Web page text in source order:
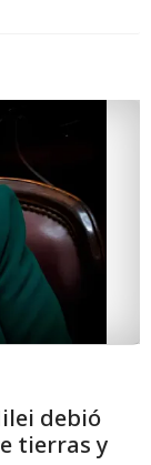
debió
tierras y